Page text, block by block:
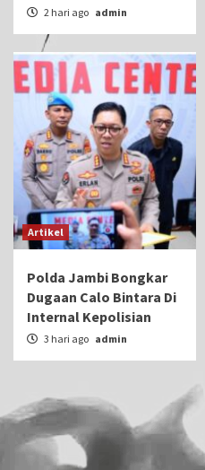
2 hari ago admin
Artikel
Polda Jambi Bongkar
Dugaan Calo Bintara Di
Internal Kepolisian
3 hari ago admin